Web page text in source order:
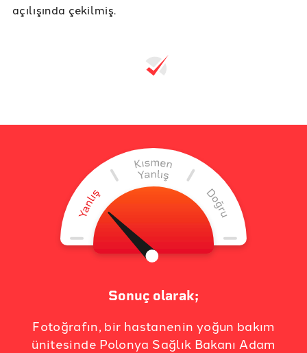
açılışında çekilmiş.
Sonuç olarak;
Fotoğrafın, bir hastanenin yoğun bakım
ünitesinde Polonya Sağlık Bakanı Adam